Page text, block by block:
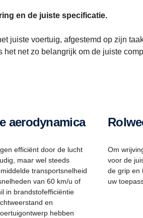
en de juiste specificatie.
juiste voertuig, afgestemd op zijn
het net zo belangrijk om de juiste
aerodynamica
efficiënt door de lucht
maar wel steeds
transportsnelheid
van 60 km/u of
in brandstofefficiëntie
en
hebben
Om
voor de
de grip en
uw